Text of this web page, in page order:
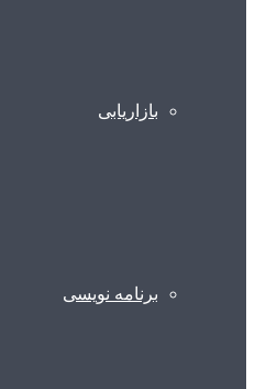
بازاریابی
برنامه نویسی